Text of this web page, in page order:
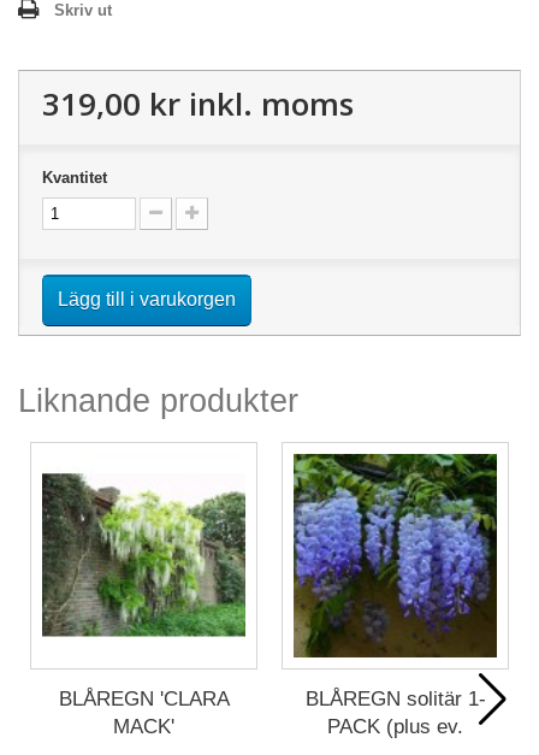
Skriv ut
319,00 kr inkl. moms
Kvantitet
Lägg till i varukorgen
Liknande produkter
BLÅREGN 'CLARA
MACK'
BLÅREGN solitär 1-
PACK (plus ev.